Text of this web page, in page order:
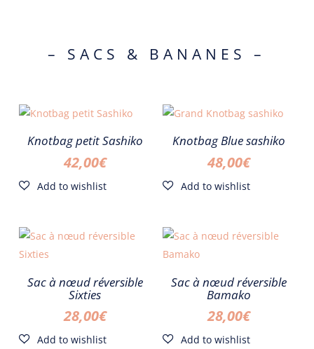
– SACS & BANANES –
Knotbag petit Sashiko
42,00€
Knotbag Blue sashiko
48,00€
Sac à nœud réversible
Sixties
28,00€
Sac à nœud réversible
Bamako
28,00€